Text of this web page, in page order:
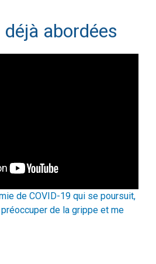
abordées
de COVID-19 qui se poursuit,
de la grippe et me